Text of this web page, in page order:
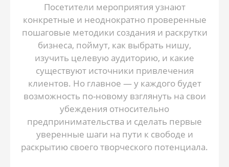
Посетители мероприятия узнают
конкретные и неоднократно проверенные
пошаговые методики создания и раскрутки
бизнеса, поймут, как выбрать нишу,
изучить целевую аудиторию, и какие
существуют источники привлечения
клиентов. Но главное ― у каждого будет
возможность по-новому взглянуть на свои
убеждения относительно
предпринимательства и сделать первые
уверенные шаги на пути к свободе и
раскрытию своего творческого потенциала.